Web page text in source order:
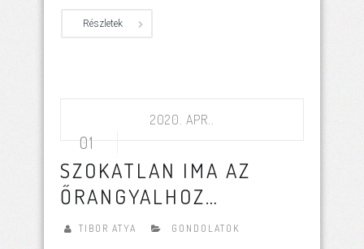
Részletek
2020. APR..
01
SZOKATLAN IMA AZ
ŐRANGYALHOZ…
TIBOR ATYA GONDOLATOK